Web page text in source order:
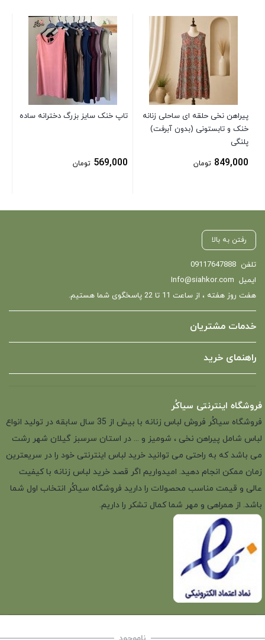
پیراهن نخی حلقه ای ساحلی زنانه
خنک و تابستونی (بدون آبرفت)
پلنگی
849,000 تومان
تاپ خنک سایز بزرگ دخترانه ساده
569,000 تومان
رفتن به بالا
تلفن 09117647888
ایمیل Info@siahkor.com
هفت روز هفته ، از ساعت 11 تا 22 پاسخگوی شما هستیم.
خدمات مشتریان
راهنمای خرید
فروشگاه اینترنتی سیاکُر
فروشگاه سیاکُر فروش لباس زنانه با بیش از 35 سال سابقه در تولید انواع
لباس شامل پیراهن نخی ، شومیز و ... در استان سرسبز گیلان شهر رشت
می باشد که به راحتی می توانید خرید لباس اینترنتی خود را در سریعترین
زمان ممکن انجام دهید. امیدواریم اگر قصد خرید لباس زنانه با کیفیت
عالی و قیمت مناسب محصولات را دارید فروشگاه سیاکُر انتخاب اول شما
باشد. از همراهی و مهر شما کمال تشکر را داریم.